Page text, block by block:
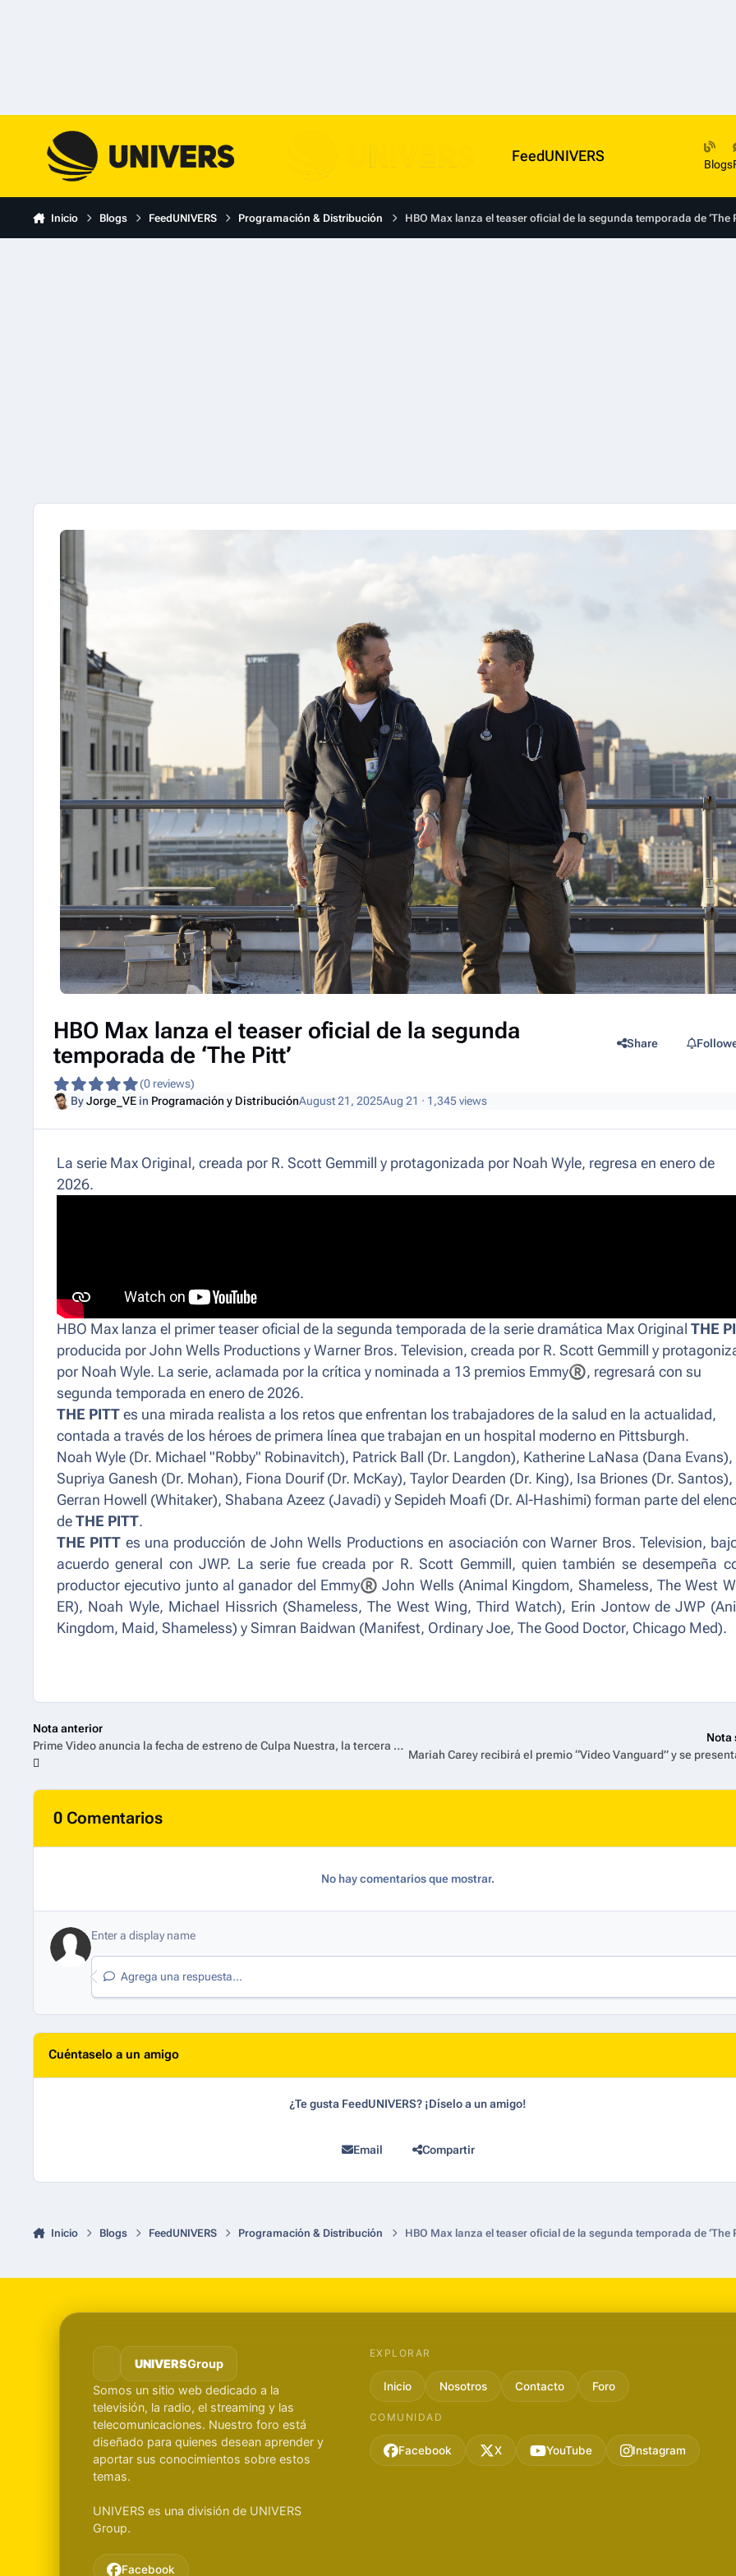
FeedUNIVERS Blogs
Inicio Blogs FeedUNIVERS Programación & Distribución HBO Max lanza el teaser oficial de la segunda temporada de ‘The
HBO Max lanza el teaser oficial de la segunda
temporada de ‘The Pitt’
(0 reviews)
Share
ByJorge_VEin Programación y DistribuciónAugust 21, 2025Aug 21 · 1,345 views
La serie Max Original, creada por R. Scott Gemmill y protagonizada por Noah Wyle, regresa en enero de
2026.
HBO Max lanza el primer teaser oficial de la segunda temporada de la serie dramática Max Original THE
producida por John Wells Productions y Warner Bros. Television, creada por R. Scott Gemmill y
por Noah Wyle. La serie, aclamada por la crítica y nominada a 13 premios Emmy®, regresará con su
segunda temporada en enero de 2026.
THE PITT es una mirada realista a los retos que enfrentan los trabajadores de la salud en la actualidad,
contada a través de los héroes de primera línea que trabajan en un hospital moderno en Pittsburgh.
Noah Wyle (Dr. Michael "Robby" Robinavitch), Patrick Ball (Dr. Langdon), Katherine LaNasa (Dana Evans),
Supriya Ganesh (Dr. Mohan), Fiona Dourif (Dr. McKay), Taylor Dearden (Dr. King), Isa Briones (Dr. Santos),
Gerran Howell (Whitaker), Shabana Azeez (Javadi) y Sepideh Moafi (Dr. Al-Hashimi) forman parte del
de THE PITT.
THE PITT es una producción de John Wells Productions en asociación con Warner Bros. Television,
acuerdo general con JWP. La serie fue creada por R. Scott Gemmill, quien también se desempeña
productor ejecutivo junto al ganador del Emmy® John Wells (Animal Kingdom, Shameless, The West
ER), Noah Wyle, Michael Hissrich (Shameless, The West Wing, Third Watch), Erin Jontow de JWP (
Kingdom, Maid, Shameless) y Simran Baidwan (Manifest, Ordinary Joe, The Good Doctor, Chicago Med).
Nota anterior
Prime Video anuncia la fecha de estreno de Culpa Nuestra, la tercera y última película de la saga Culpables
Nota
0 Comentarios
No hay comentarios que mostrar.
Agrega una respuesta...
Cuéntaselo a un amigo
¿Te gusta FeedUNIVERS? ¡Díselo a un amigo!
Email Compartir
Inicio Blogs FeedUNIVERS Programación & Distribución HBO Max lanza el teaser oficial de la segunda temporada de ‘The
UNIVERSGroup
Somos un sitio web dedicado a la
televisión, la radio, el streaming y las
telecomunicaciones. Nuestro foro está
diseñado para quienes desean aprender y
aportar sus conocimientos sobre estos
temas.
UNIVERS es una división de UNIVERS
Group.
Facebook
EXPLORAR
Inicio Nosotros Contacto Foro
COMUNIDAD
Facebook X YouTube Instagram